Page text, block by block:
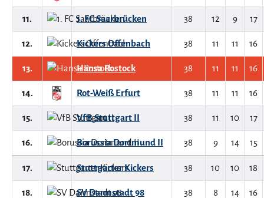
11. 1. FC Saarbrücken 38 12 9 17
12. Kickers Offenbach 38 11 11 16
13. Hansa Rostock 38 11 11 16
14. Rot-Weiß Erfurt 38 11 11 16
15. VfB Stuttgart II 38 11 10 17
16. Borussia Dortmund II 38 9 14 15
17. Stuttgarter Kickers 38 10 10 18
18. SV Darmstadt 98 38 8 14 16